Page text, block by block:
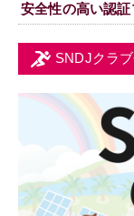
安全性の高い認
SNDJクラ